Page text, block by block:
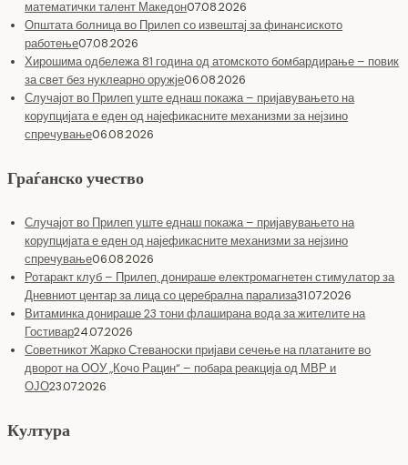
математички талент Македон07.08.2026
Општата болница во Прилеп со извештај за финансиското
работење07.08.2026
Хирошима одбележа 81 година од атомското бомбардирање – повик
за свет без нуклеарно оружје06.08.2026
Случајот во Прилеп уште еднаш покажа – пријавувањето на
корупцијата е еден од најефикасните механизми за нејзино
спречување06.08.2026
Граѓанско учество
Случајот во Прилеп уште еднаш покажа – пријавувањето на
корупцијата е еден од најефикасните механизми за нејзино
спречување06.08.2026
Ротаракт клуб – Прилеп, донираше електромагнетен стимулатор за
Дневниот центар за лица со церебрална парализа31.07.2026
Витаминка донираше 23 тони флаширана вода за жителите на
Гостивар24.07.2026
Советникот Жарко Стеваноски пријави сечење на платаните во
дворот на ООУ „Кочо Рацин“ – побара реакција од МВР и
ОЈО23.07.2026
Култура